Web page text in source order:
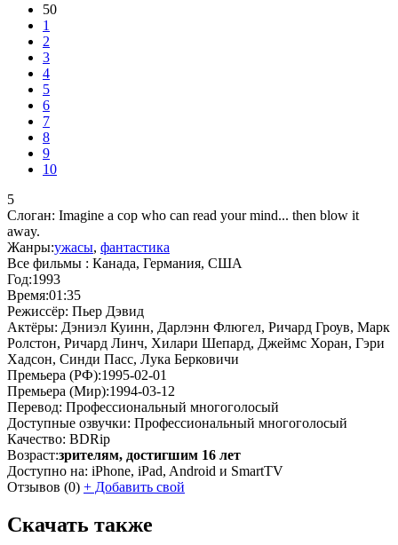
50
1
2
3
4
5
6
7
8
9
10
5
Слоган: Imagine a cop who can read your mind... then blow it
away.
Жанры:ужасы, фантастика
Все фильмы : Канада, Германия, США
Год:1993
Время:01:35
Режиссёр: Пьер Дэвид
Актёры: Дэниэл Куинн, Дарлэнн Флюгел, Ричард Гроув, Марк
Ролстон, Ричард Линч, Хилари Шепард, Джеймс Хоран, Гэри
Хадсон, Синди Пасс, Лука Берковичи
Премьера (РФ):1995-02-01
Премьера (Мир):1994-03-12
Перевод: Профессиональный многоголосый
Доступные озвучки: Профессиональный многоголосый
Качество: BDRip
Возраст:зрителям, достигшим 16 лет
Доступно на: iPhone, iPad, Android и SmartTV
Отзывов (0) + Добавить свой
Скачать также